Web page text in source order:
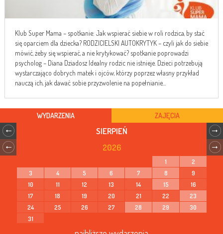
Klub Super Mama – spotkanie: Jak wspierać siebie w roli rodzica, by stać
się oparciem dla dziecka? RODZICIELSKI AUTOKRYTYK – czyli jak do siebie
mówić, żeby się wspierać, a nie krytykować? spotkanie poprowadzi
psycholog – Diana Dziadosz Idealny rodzic nie istnieje. Dzieci potrzebują
wystarczająco dobrych matek i ojców, którzy poprzez własny przykład
nauczą ich, jak dawać sobie przyzwolenie na popełnianie...
WYDARZENIA ZAJĘCIA
SIERPIEŃ
2026
1
2
3
4 5 6 7 8
9
10
11 12 13 14 15
16
17
18 19 20 21 22
23
24
25 26 27 28 29
30
31